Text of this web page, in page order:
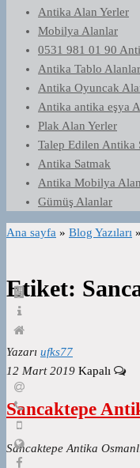
Antika Alan Yerler
Mobilya Alanlar
0531 981 01 90
Antika Tablo Alanlar
Antika Oyuncak
Antika antika eşya
Plak Alan Yerler
Talep Edilen Antika
Antika Satmak
Antika Mobilya
Gümüş Alanlar
Ana sayfa » Blog Yazıları »
Etiket:
Yazarı ufks77
12 Mart 2019 Kapalı
Sancaktepe
Sancaktepe Antika